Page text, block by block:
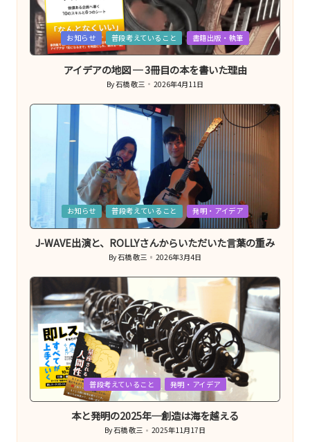
Posted
in
お知らせ 普段考えていること 書籍出版・執筆
アイデアの地図 ─ 3冊目の本を書いた理由
Posted
by
By石橋 敬三 2026年4月11日
in
お知らせ 普段考えていること 発明・アイデア
J-WAVE出演と、ROLLYさんからいただいた言葉の重み
Posted
by
By石橋 敬三 2026年3月4日
Posted
普段考えていること 発明・アイデア
本と発明の2025年─創造は海を越える
Posted
By石橋 敬三 2025年11月17日